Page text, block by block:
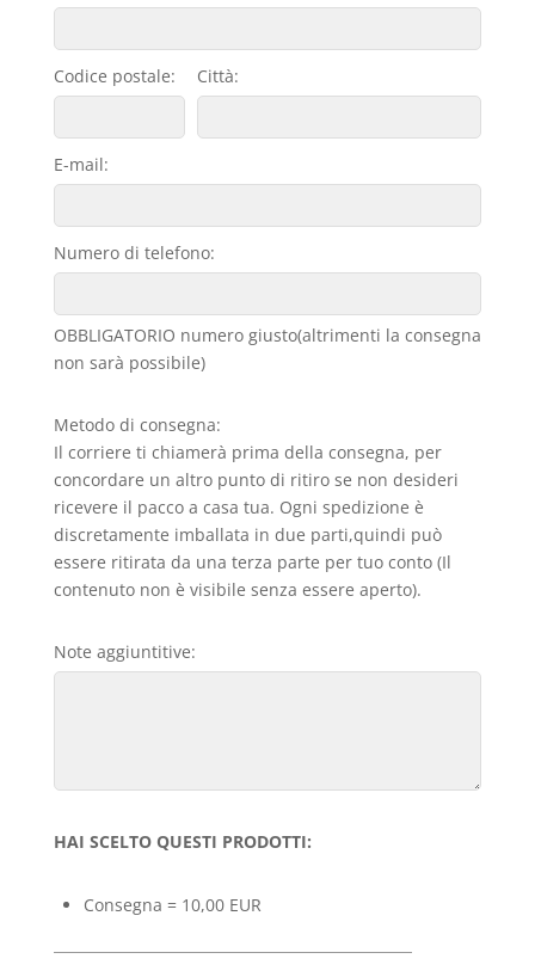
Codice postale: Città:
E-mail:
Numero di telefono:
OBBLIGATORIO numero giusto(altrimenti la consegna
non sarà possibile)
Metodo di consegna:
Il corriere ti chiamerà prima della consegna, per
concordare un altro punto di ritiro se non desideri
ricevere il pacco a casa tua. Ogni spedizione è
discretamente imballata in due parti,quindi può
essere ritirata da una terza parte per tuo conto (Il
contenuto non è visibile senza essere aperto).
Note aggiuntitive:
HAI SCELTO QUESTI PRODOTTI:
Consegna = 10,00 EUR